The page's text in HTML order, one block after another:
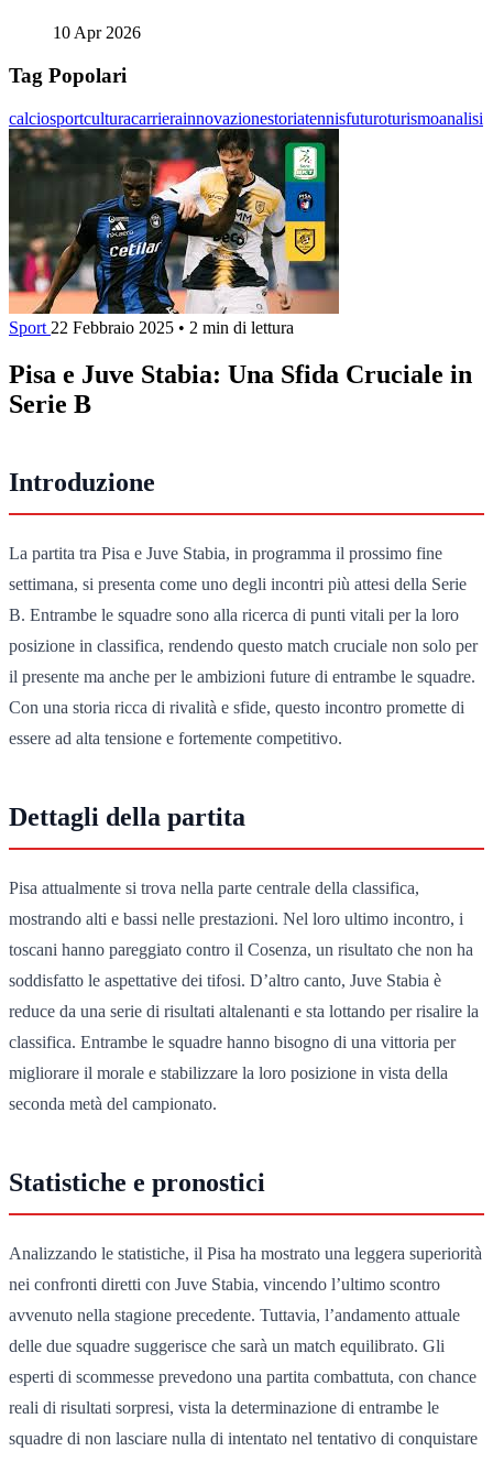
10 Apr 2026
Tag Popolari
calciosportculturacarrierainnovazionestoriatennisfuturoturismoanalisi
Sport 22 Febbraio 2025 • 2 min di lettura
Pisa e Juve Stabia: Una Sfida Cruciale in
Serie B
Introduzione
La partita tra Pisa e Juve Stabia, in programma il prossimo fine
settimana, si presenta come uno degli incontri più attesi della Serie
B. Entrambe le squadre sono alla ricerca di punti vitali per la loro
posizione in classifica, rendendo questo match cruciale non solo per
il presente ma anche per le ambizioni future di entrambe le squadre.
Con una storia ricca di rivalità e sfide, questo incontro promette di
essere ad alta tensione e fortemente competitivo.
Dettagli della partita
Pisa attualmente si trova nella parte centrale della classifica,
mostrando alti e bassi nelle prestazioni. Nel loro ultimo incontro, i
toscani hanno pareggiato contro il Cosenza, un risultato che non ha
soddisfatto le aspettative dei tifosi. D’altro canto, Juve Stabia è
reduce da una serie di risultati altalenanti e sta lottando per risalire la
classifica. Entrambe le squadre hanno bisogno di una vittoria per
migliorare il morale e stabilizzare la loro posizione in vista della
seconda metà del campionato.
Statistiche e pronostici
Analizzando le statistiche, il Pisa ha mostrato una leggera superiorità
nei confronti diretti con Juve Stabia, vincendo l’ultimo scontro
avvenuto nella stagione precedente. Tuttavia, l’andamento attuale
delle due squadre suggerisce che sarà un match equilibrato. Gli
esperti di scommesse prevedono una partita combattuta, con chance
reali di risultati sorpresi, vista la determinazione di entrambe le
squadre di non lasciare nulla di intentato nel tentativo di conquistare